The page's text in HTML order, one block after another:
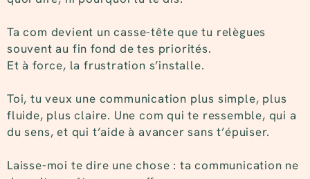
Ta com devient un casse-tête que tu relègues
souvent au fin fond de tes priorités.
Et à force, la frustration s’installe.
Toi, tu veux une communication plus simple, plus
fluide, plus claire. Une com qui te ressemble, qui a
du sens, et qui t’aide à avancer sans t’épuiser.
Laisse-moi te dire une chose : ta communication ne